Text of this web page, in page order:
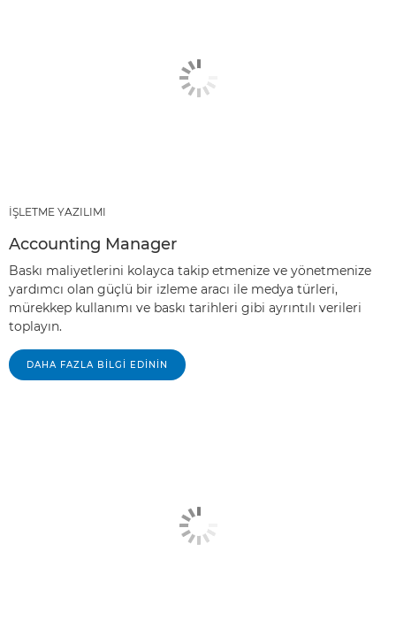
İŞLETME YAZILIMI
Accounting Manager
Baskı maliyetlerini kolayca takip etmenize ve yönetmenize
yardımcı olan güçlü bir izleme aracı ile medya türleri,
mürekkep kullanımı ve baskı tarihleri gibi ayrıntılı verileri
toplayın.
DAHA FAZLA BİLGİ EDİNİN